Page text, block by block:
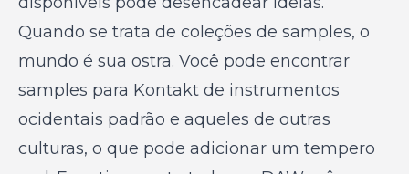
Quando se trata de coleções de samples, o
mundo é sua ostra. Você pode encontrar
samples para Kontakt de instrumentos
ocidentais padrão e aqueles de outras
culturas, o que pode adicionar um tempero